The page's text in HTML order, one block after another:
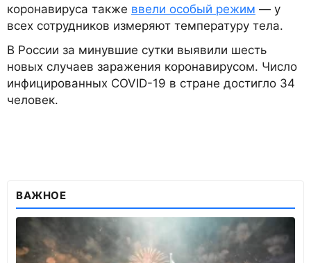
коронавируса также ввели особый режим — у
всех сотрудников измеряют температуру тела.
В России за минувшие сутки выявили шесть
новых случаев заражения коронавирусом. Число
инфицированных COVID-19 в стране достигло 34
человек.
ВАЖНОЕ